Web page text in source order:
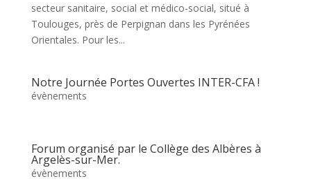
secteur sanitaire, social et médico-social, situé à
Toulouges, près de Perpignan dans les Pyrénées
Orientales. Pour les...
Notre Journée Portes Ouvertes INTER-CFA !
évènements
Forum organisé par le Collège des Albères à
Argelès-sur-Mer.
évènements